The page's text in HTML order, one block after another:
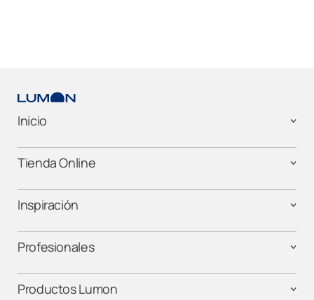
Inicio
Tienda Online
Inspiración
Profesionales
Productos Lumon